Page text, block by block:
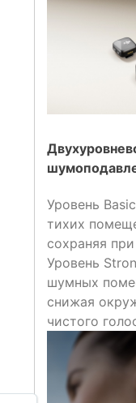
Уровень
тихих
сохраняя
Уровень
шумных
снижая
чистого